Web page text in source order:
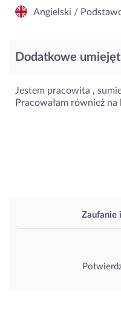
Zaufanie
Angielski /
Dodatkowe
Jestem pracowita ,
Pracowałam również